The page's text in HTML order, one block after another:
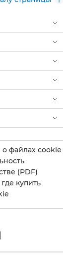
файлах cookie
(PDF)
купить